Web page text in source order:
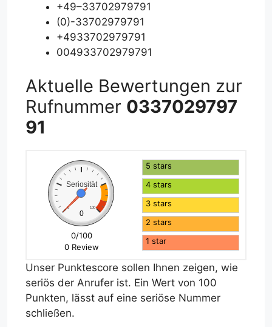
+49–33702979791
(0)-33702979791
+4933702979791
004933702979791
Aktuelle Bewertungen zur
Rufnummer 0337029797
91
Seriosität
0 100
0
0/100
0 Review
5 stars
4 stars
3 stars
2 stars
1 star
Unser Punktescore sollen Ihnen zeigen, wie
seriös der Anrufer ist. Ein Wert von 100
Punkten, lässt auf eine seriöse Nummer
schließen.